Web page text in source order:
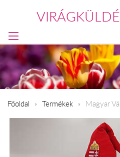
Főoldal Termékek Magyar